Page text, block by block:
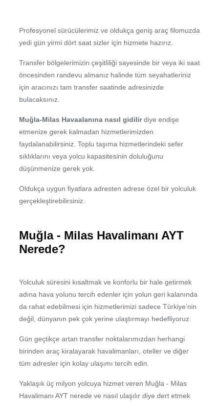
Profesyonel sürücülerimiz ve oldukça geniş araç filomuzda
yedi gün yirmi dört saat sizler için hizmete hazırız.
Transfer bölgelerimizin çeşitliliği sayesinde bir veya iki saat
öncesinden randevu almanız halinde tüm seyahatleriniz
için aracınızı tam transfer saatinde adresinizde
bulacaksınız.
Muğla-Milas Havaalanına nasıl gidilirdiye endişe
etmenize gerek kalmadan hizmetlerimizden
faydalanabilirsiniz. Toplu taşıma hizmetlerindeki sefer
sıklıklarını veya yolcu kapasitesinin doluluğunu
düşünmenize gerek yok.
Oldukça uygun fiyatlara adresten adrese özel bir yolculuk
gerçekleştirebilirsiniz.
Muğla - Milas Havalimanı AYT
Nerede?
Yolculuk süresini kısaltmak ve konforlu bir hale getirmek
adına hava yolunu tercih edenler için yolun geri kalanında
da rahat edebilmesi için hizmetlerimizi sadece Türkiye’nin
değil, dünyanın pek çok yerine ulaştırmayı hedefliyoruz.
Gün geçtikçe artan transfer noktalarımızdan herhangi
birinden araç kiralayarak havalimanları, oteller ve diğer
tüm adresler için kolay ulaşımı tercih edin.
Yaklaşık üç milyon yolcuya hizmet veren Muğla - Milas
Havalimanı AYT nerede ve nasıl ulaşılır diye dert etmek